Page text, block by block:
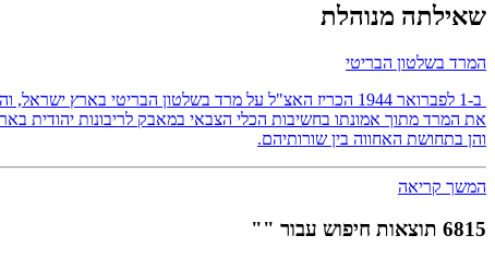
שאילתה מנוהלת
המרד בשלטון הבריטי
ב-1 לפברואר 1944 הכריז האצ"ל על מרד בשלטון הבריטי
את המרד מתוך אמונתו בחשיבות הכלי הצבאי במאבק לריבונות יהודית
והן בתחושת האחווה בין שורותיהם.
המשך קריאה
6815 תוצאות חיפוש עבור ""